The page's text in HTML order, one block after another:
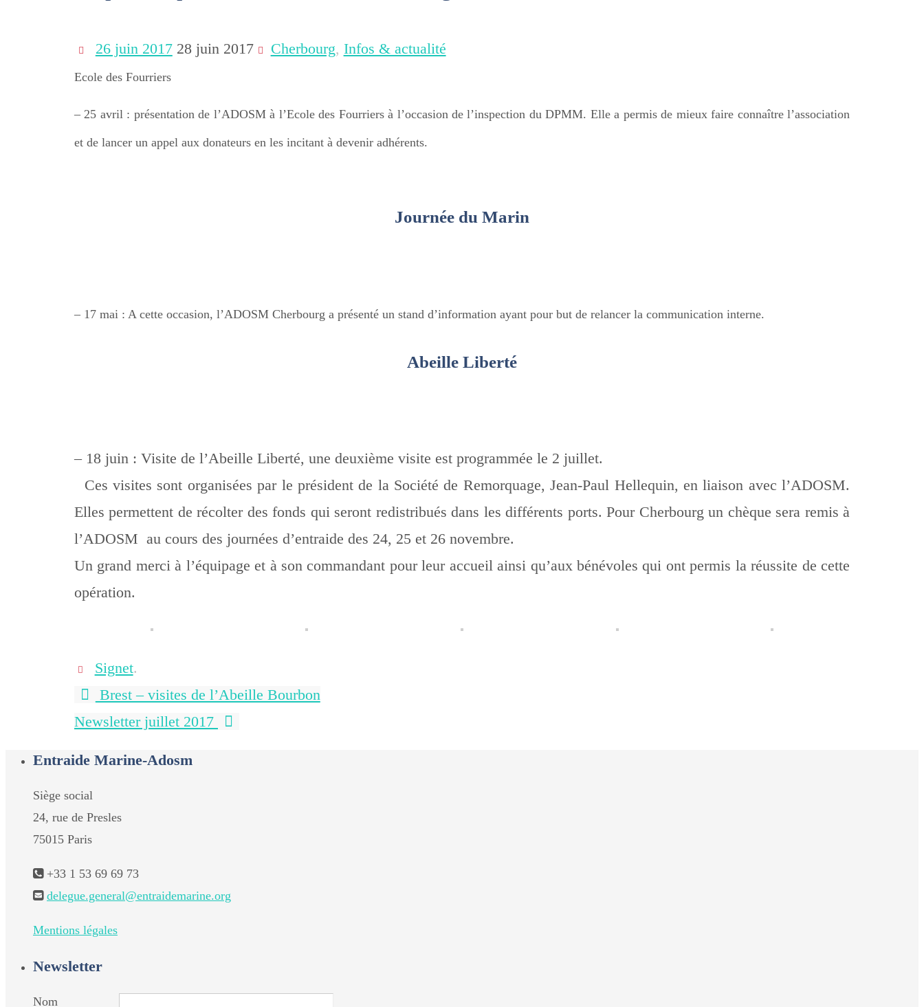
26 juin 2017 28 juin 2017 Cherbourg, Infos & actualité
Ecole des Fourriers
– 25 avril : présentation de l’ADOSM à l’Ecole des Fourriers à l’occasion de l’inspection du DPMM. Elle a permis de mieux faire connaître l’association
et de lancer un appel aux donateurs en les incitant à devenir adhérents.
Journée du Marin
– 17 mai : A cette occasion, l’ADOSM Cherbourg a présenté un stand d’information ayant pour but de relancer la communication interne.
Abeille Liberté
– 18 juin : Visite de l’Abeille Liberté, une deuxième visite est programmée le 2 juillet.
Ces visites sont organisées par le président de la Société de Remorquage, Jean-Paul Hellequin, en liaison avec l’ADOSM.
Elles permettent de récolter des fonds qui seront redistribués dans les différents ports. Pour Cherbourg un chèque sera remis à
l’ADOSM au cours des journées d’entraide des 24, 25 et 26 novembre.
Un grand merci à l’équipage et à son commandant pour leur accueil ainsi qu’aux bénévoles qui ont permis la réussite de cette
opération.
Signet.
Brest – visites de l’Abeille Bourbon
Newsletter juillet 2017
Entraide Marine-Adosm
Siège social
24, rue de Presles
75015 Paris
+33 1 53 69 69 73
delegue.general@entraidemarine.org
Mentions légales
Newsletter
Nom